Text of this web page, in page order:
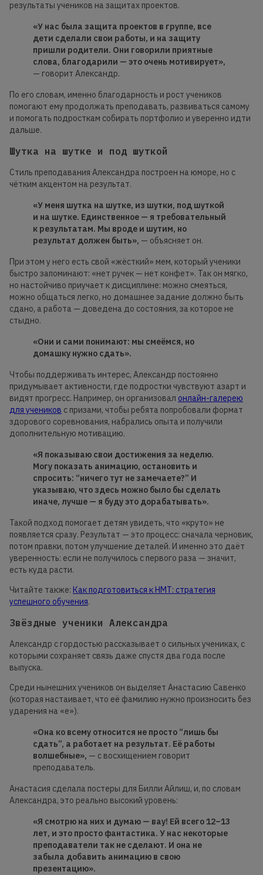
результаты учеников на защитах проектов.
«У нас была защита проектов в группе, все
дети сделали свои работы, и на защиту
пришли родители. Они говорили приятные
слова, благодарили — это очень мотивирует»,
— говорит Александр.
По его словам, именно благодарность и рост учеников
помогают ему продолжать преподавать, развиваться самому
и помогать подросткам собирать портфолио и уверенно идти
дальше.
Шутка на шутке и под шуткой
Стиль преподавания Александра построен на юморе, но с
чётким акцентом на результат.
«У меня шутка на шутке, из шутки, под шуткой
и на шутке. Единственное — я требовательный
к результатам. Мы вроде и шутим, но
результат должен быть», — объясняет он.
При этом у него есть свой «жёсткий» мем, который ученики
быстро запоминают: «нет ручек — нет конфет». Так он мягко,
но настойчиво приучает к дисциплине: можно смеяться,
можно общаться легко, но домашнее задание должно быть
сдано, а работа — доведена до состояния, за которое не
стыдно.
«Они и сами понимают: мы смеёмся, но
домашку нужно сдать».
Чтобы поддерживать интерес, Александр постоянно
придумывает активности, где подростки чувствуют азарт и
видят прогресс. Например, он организовал онлайн-галерею
для учеников с призами, чтобы ребята попробовали формат
здорового соревнования, набрались опыта и получили
дополнительную мотивацию.
«Я показываю свои достижения за неделю.
Могу показать анимацию, остановить и
спросить: “ничего тут не замечаете?” И
указываю, что здесь можно было бы сделать
иначе, лучше — я буду это дорабатывать».
Такой подход помогает детям увидеть, что «круто» не
появляется сразу. Результат — это процесс: сначала черновик,
потом правки, потом улучшение деталей. И именно это даёт
уверенность: если не получилось с первого раза — значит,
есть куда расти.
Читайте также: Как подготовиться к НМТ: стратегия
успешного обучения.
Звёздные ученики Александра
Александр с гордостью рассказывает о сильных учениках, с
которыми сохраняет связь даже спустя два года после
выпуска.
Среди нынешних учеников он выделяет Анастасию Савенко
(которая настаивает, что её фамилию нужно произносить без
ударения на «е»).
«Она ко всему относится не просто “лишь бы
сдать”, а работает на результат. Её работы
волшебные», — с восхищением говорит
преподаватель.
Анастасия сделала постеры для Билли Айлиш, и, по словам
Александра, это реально высокий уровень:
«Я смотрю на них и думаю — вау! Ей всего 12–13
лет, и это просто фантастика. У нас некоторые
преподаватели так не сделают. И она не
забыла добавить анимацию в свою
презентацию».